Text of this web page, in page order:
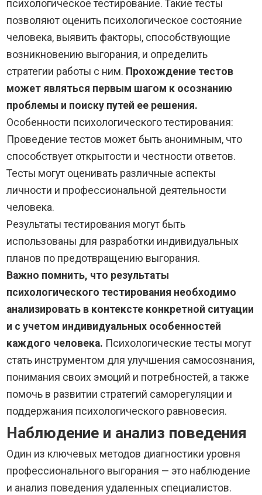
психологическое тестирование. Такие тесты
позволяют оценить психологическое состояние
человека, выявить факторы, способствующие
возникновению выгорания, и определить
стратегии работы с ним. Прохождение тестов
может являться первым шагом к осознанию
проблемы и поиску путей ее решения.
Особенности психологического тестирования:
Проведение тестов может быть анонимным, что
способствует открытости и честности ответов.
Тесты могут оценивать различные аспекты
личности и профессиональной деятельности
человека.
Результаты тестирования могут быть
использованы для разработки индивидуальных
планов по предотвращению выгорания.
Важно помнить, что результаты
психологического тестирования необходимо
анализировать в контексте конкретной ситуации
и с учетом индивидуальных особенностей
каждого человека. Психологические тесты могут
стать инструментом для улучшения самосознания,
понимания своих эмоций и потребностей, а также
помочь в развитии стратегий саморегуляции и
поддержания психологического равновесия.
Наблюдение и анализ поведения
Один из ключевых методов диагностики уровня
профессионального выгорания — это наблюдение
и анализ поведения удаленных специалистов.